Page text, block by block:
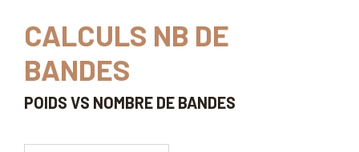
CALCULS NB DE
BANDES
POIDS VS NOMBRE DE BANDES